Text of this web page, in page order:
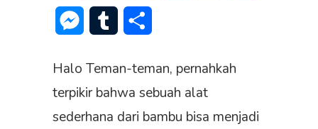
Messenger
Tumblr
Halo Teman-teman, pernahkah
terpikir bahwa sebuah alat
sederhana dari bambu bisa menjadi